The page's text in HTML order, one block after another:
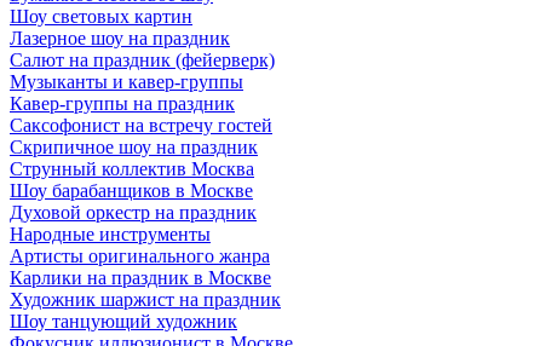
Шоу световых картин
Лазерное шоу на праздник
Салют на праздник (фейерверк)
Музыканты и кавер-группы
Кавер-группы на праздник
Саксофонист на встречу гостей
Скрипичное шоу на праздник
Струнный коллектив Москва
Шоу барабанщиков в Москве
Духовой оркестр на праздник
Народные инструменты
Артисты оригинального жанра
Карлики на праздник в Москве
Художник шаржист на праздник
Шоу танцующий художник